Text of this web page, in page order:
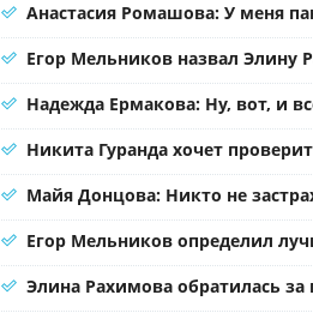
Анастасия Ромашова: У меня
Егор Мельников назвал Элину
Надежда Ермакова: Ну, вот, и
Никита Гуранда хочет
Майя Донцова: Никто не
Егор Мельников определил
Элина Рахимова обратилась